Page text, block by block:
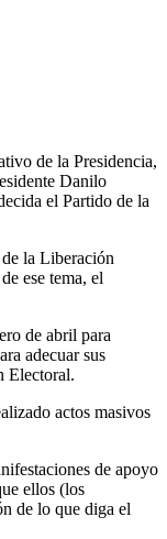
de la Presidencia,
Danilo
el Partido de la
la Liberación
ese tema, el
de abril para
adecuar sus
Electoral.
actos masivos
de apoyo
ellos (los
de lo que diga el